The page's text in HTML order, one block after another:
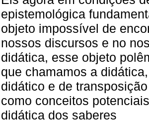
epistemológica
objeto impossível de
nossos discursos e no
didática, esse objeto
que chamamos a
didático e de
como conceitos
didática dos saberes